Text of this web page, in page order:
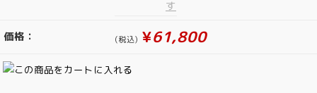
価格： (税込) ¥61,800